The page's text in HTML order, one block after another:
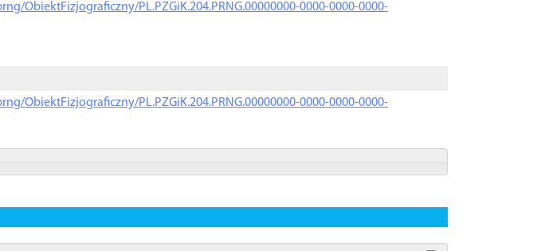
ObiektFizjograficzny/PL.PZGiK.204.PRNG.00000000-0000-0000-0000-
ObiektFizjograficzny/PL.PZGiK.204.PRNG.00000000-0000-0000-0000-